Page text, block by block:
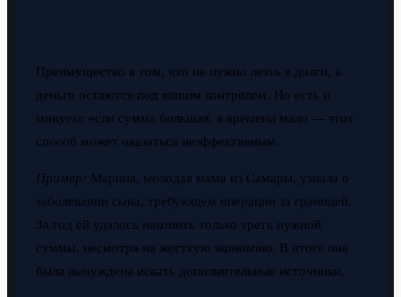
Преимущество в том, что не нужно лезть в долги, а
деньги остаются под вашим контролем. Но есть и
минусы: если сумма большая, а времени мало — этот
способ может оказаться неэффективным.
Пример: Марина, молодая мама из Самары, узнала о
заболевании сына, требующем операции за границей.
За год ей удалось накопить только треть нужной
суммы, несмотря на жесткую экономию. В итоге она
была вынуждена искать дополнительные источники.